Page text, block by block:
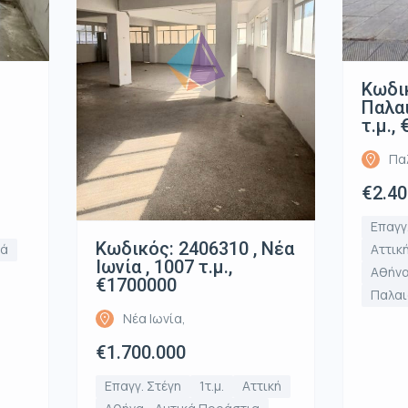
Κωδικός: 2406310 , Νέα
Ιωνία , 1007 τ.μ.,
€1700000
Νέα Ιωνία,
€1.700.000
Επαγγ. Στέγη 1τ.μ.
Αττική
τ.μ.,